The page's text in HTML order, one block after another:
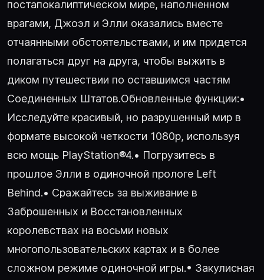
постапокалиптическом мире, наполненном
врагами, Джоэл и Элли оказались вместе
отчаянными обстоятельствами, и им придется
полагаться друг на друга, чтобы выжить в
диком путешествии по оставшимся частям
Соединенных Штатов.Обновленные функции:•
Исследуйте красивый, но разрушенный мир в
формате высокой четкости 1080p, используя
всю мощь PlayStation®4.• Погрузитесь в
прошлое Элли в одиночной прологе Left
Behind.• Сражайтесь за выживание в
Заброшенных и Восстановленных
королевствах на восьми новых
многопользовательских картах и в более
сложном режиме одиночной игры.• Закулисная